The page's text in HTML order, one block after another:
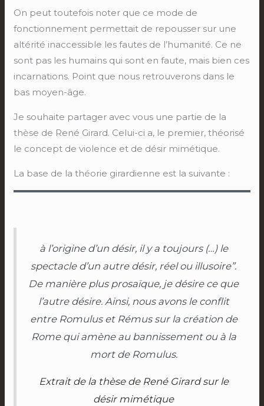
On peut toutefois noter que ce mode de
fonctionnement permettait de repousser sur une
altérité inaccessible les fautes de l’humanité. Ce ne
sont pas les humains qui sont en faute, mais bien ces
incarnations. Point que nous retrouverons dans le
bas moyen-âge.
Je souhaite partager avec vous une partie de la
thèse de René Girard. Celui-ci a, le premier, théorisé
le concept de violence et de désir mimétique.
La base de la théorie girardienne est la suivante :
à l’origine d’un désir, il y a toujours (…) le
spectacle d’un autre désir, réel ou illusoire”.
De manière plus prosaïque, je désire ce que
l’autre désire. Ainsi, nous avons le conflit
entre Romulus et Rémus sur la création de
Rome qui amène au bannissement ou à la
mort de Romulus.
Extrait de la thèse de René Girard sur le
désir mimétique